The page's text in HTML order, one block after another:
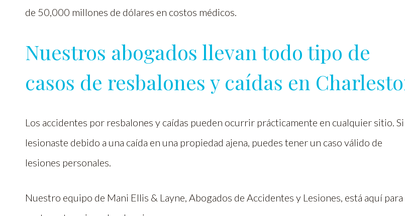
de 50,000 millones de dólares en costos médicos.
Nuestros abogados llevan todo tipo de
casos de resbalones y caídas en
Los accidentes por resbalones y caídas pueden ocurrir prácticamente en cualquier sitio.
lesionaste debido a una caída en una propiedad ajena, puedes tener un caso válido de
lesiones personales.
Nuestro equipo de Mani Ellis & Layne, Abogados de Accidentes y Lesiones, está aquí para